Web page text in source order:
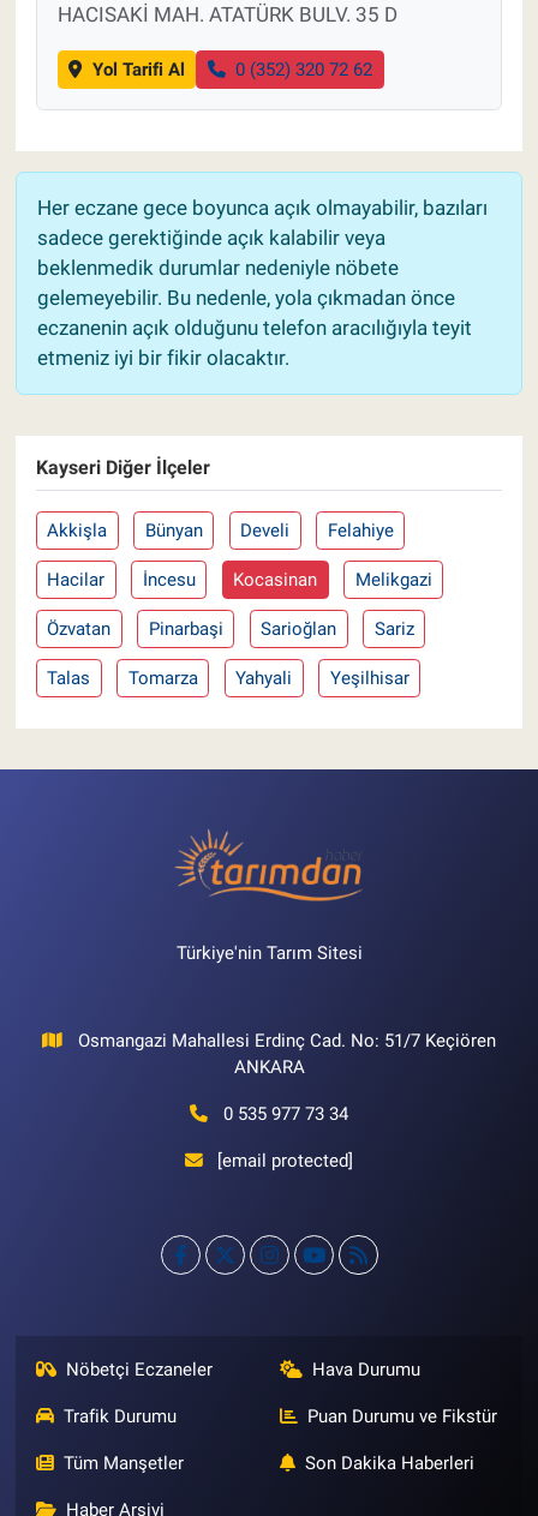
HACISAKİ MAH. ATATÜRK BULV. 35 D
Yol Tarifi Al 0 (352) 320 72 62
Her eczane gece boyunca açık olmayabilir, bazıları
sadece gerektiğinde açık kalabilir veya
beklenmedik durumlar nedeniyle nöbete
gelemeyebilir. Bu nedenle, yola çıkmadan önce
eczanenin açık olduğunu telefon aracılığıyla teyit
etmeniz iyi bir fikir olacaktır.
Kayseri Diğer İlçeler
Akkişla Bünyan Develi Felahiye
Hacilar İncesu Kocasinan Melikgazi
Özvatan Pinarbaşi Sarioğlan Sariz
Talas Tomarza Yahyali Yeşilhisar
Türkiye'nin Tarım Sitesi
Osmangazi Mahallesi Erdinç Cad. No: 51/7 Keçiören
ANKARA
0 535 977 73 34
[email protected]
Nöbetçi Eczaneler Hava Durumu
Trafik Durumu Puan Durumu ve Fikstür
Tüm Manşetler Son Dakika Haberleri
Haber Arşivi